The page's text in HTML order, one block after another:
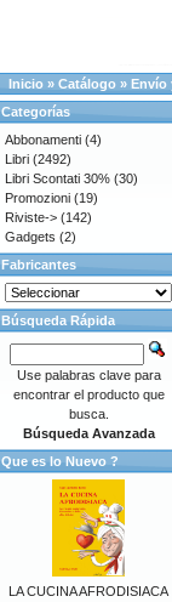
Inicio » Catálogo » Envío
Categorías
Abbonamenti (4)
Libri (2492)
Libri Scontati 30% (30)
Promozioni (19)
Riviste-> (142)
Gadgets (2)
Fabricantes
Búsqueda Rápida
Use palabras clave para
encontrar el producto que
busca.
Búsqueda Avanzada
Que es lo Nuevo ?
LA CUCINA AFRODISIACA